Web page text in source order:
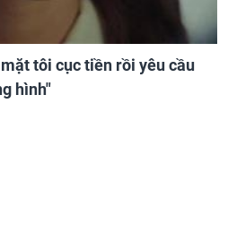
tôi cục tiền rồi yêu cầu
hình"